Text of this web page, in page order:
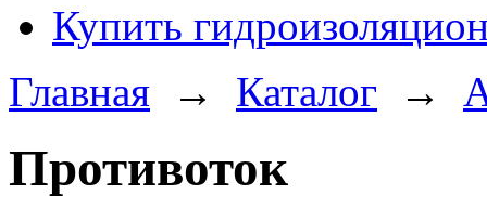
Купить
Главная → Каталог →
Противоток